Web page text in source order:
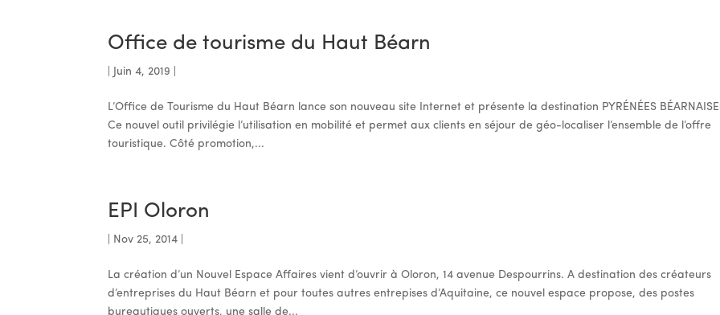
Office de tourisme du Haut Béarn
Juin 4, 2019
L’Office de Tourisme du Haut Béarn lance son nouveau site Internet et présente la destination PYRÉNÉES
Ce nouvel outil privilégie l’utilisation en mobilité et permet aux clients en séjour de géo-localiser l’ensemble de l’offre
touristique. Côté promotion,...
EPI Oloron
Nov 25, 2014
La création d’un Nouvel Espace Affaires vient d’ouvrir à Oloron, 14 avenue Despourrins. A destination des créateurs
d’entreprises du Haut Béarn et pour toutes autres entrepises d’Aquitaine, ce nouvel espace propose, des postes
bureautiques ouverts, une salle de...